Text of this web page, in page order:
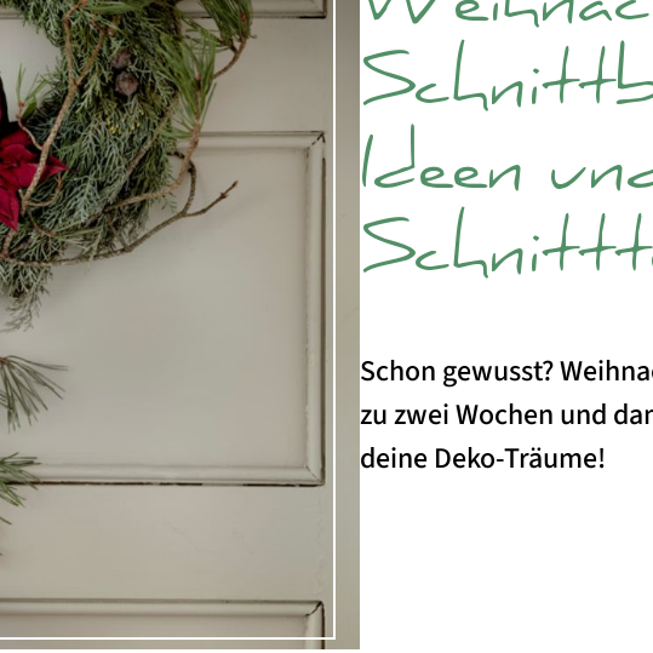
Ideen
Schon gewusst?
zu zwei Wochen und
deine Deko-Träume!